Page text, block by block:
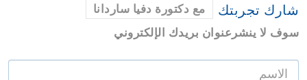
شارك تجربتك
مع دكتورة دفيا ساردانا
سوف لا ينشرعنوان بريدك الإلكتروني